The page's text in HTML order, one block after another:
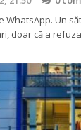
WhatsApp. Un
doar că a